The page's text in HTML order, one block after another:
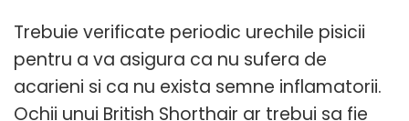
Trebuie verificate periodic urechile pisicii
pentru a va asigura ca nu sufera de
acarieni si ca nu exista semne inflamatorii.
Ochii unui British Shorthair ar trebui sa fie